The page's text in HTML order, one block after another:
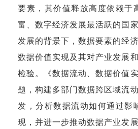
要素，其价值释放高度依赖于
富、数字经济发展最活跃的国
发展的背景下，数据要素的经
数据价值实现及其对产业发展
检验。《数据流动、数据价值
题，构建多部门数据跨区域流
发，分析数据流动如何通过影
现，并进一步推动数据产业发